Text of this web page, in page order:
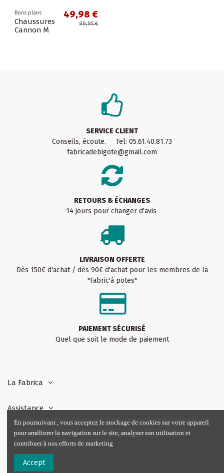
Bons plans
Chaussures
Cannon M
49,98 €
99,95 €
SERVICE CLIENT
Conseils, écoute. Tel: 05.61.40.81.73
fabricadebigote@gmail.com
RETOURS & ÉCHANGES
14 jours pour changer d'avis
LIVRAISON OFFERTE
Dès 150€ d'achat / dès 90€ d'achat pour les membres de la
"Fabric'à potes"
PAIEMENT SÉCURISÉ
Quel que soit le mode de paiement
La Fabrica
Assistance
Notre boutique :
En poursuivant , vous acceptez le stockage de cookies sur votre appareil
pour améliorer la navigation sur le site, analyser son utilisation et
contribuer à nos efforts de marketing
Accept